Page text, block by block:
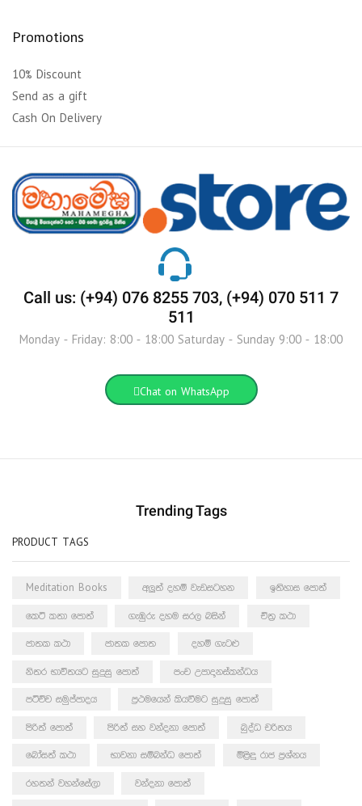
Promotions
10% Discount
Send as a gift
Cash On Delivery
Call us: (+94) 076 8255 703, (+94) 070 511 7
511
Monday - Friday: 8:00 - 18:00 Saturday - Sunday 9:00 - 18:00
Chat on WhatsApp
Trending Tags
PRODUCT TAGS
Meditation Books අලුත් දහම් වැඩසටහන ඉතිහාස පොත්
කෙටි කතා පොත් ගැඹුරු දහම සරල බසින් චිත්‍ර කථා
ජාතක කථා ජාතක පොත දහම් ගැටළු
නිතර භාවිතයට සුදුසු පොත් පංච උපාදානස්කන්ධය
පටිච්ච සමුප්පාදය ප්‍රථමයෙන් කියවීමට සුදුසු පොත්
පිරිත් පොත් පිරිත් සහ වන්දනා පොත් බුද්ධ චරිතය
බෝසත් කථා භාවනා සම්බන්ධ පොත් මිළිඳු රාජ ප්‍රශ්නය
රහතන් වහන්සේලා වන්දනා පොත්